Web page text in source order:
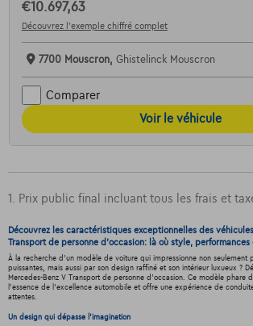
€10.697,63
Découvrez l’exemple chiffré complet
7700 Mouscron, Ghistelinck Mouscron
Comparer
Voir le véhicule
1. Prix public final incluant tous les frais et
Découvrez les caractéristiques exceptionnelles des
Transport de personne d'occasion: là où style,
À la recherche d'un modèle de voiture qui impressionne non seulement
puissantes, mais aussi par son design raffiné et son intérieur luxueux ?
Mercedes-Benz V Transport de personne d'occasion. Ce modèle phare
l'essence de l'excellence automobile et offre une expérience de
attentes.
Un design qui dépasse l'imagination